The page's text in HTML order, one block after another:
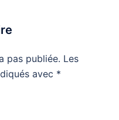
pas publiée. Les
avec *